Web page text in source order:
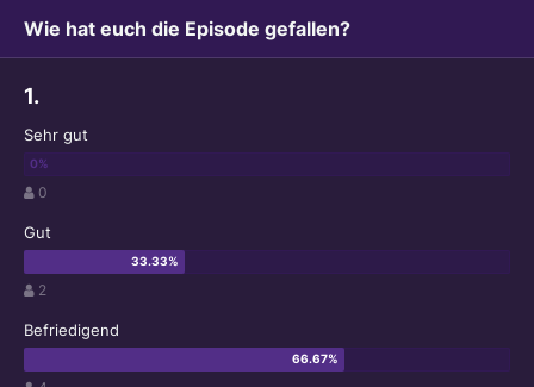
Wie hat euch die Episode gefallen?
1.
Sehr gut
0
Gut
2
Befriedigend